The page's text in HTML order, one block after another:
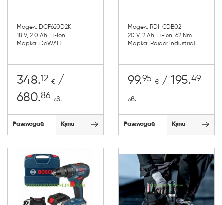
Модел: DCF620D2K
18 V, 2.0 Ah, Li-Ion
Марка: DeWALT
348.12 € /
680.86 лв.
Разгледай Купи
Модел: RDI-CDB02
20 V, 2 Ah, Li-Ion, 62 Nm
Марка: Raider Industrial
99.95 € / 195.49
лв.
Разгледай Купи